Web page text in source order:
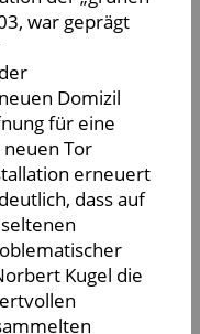
war geprägt
Domizil
für eine
Tor
erneuert
dass auf
Kugel die